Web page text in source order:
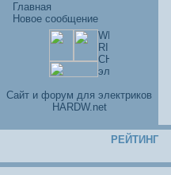
Главная
Новое сообщение
Cайт и форум для электриков
HARDW.net
РЕЙТИНГ